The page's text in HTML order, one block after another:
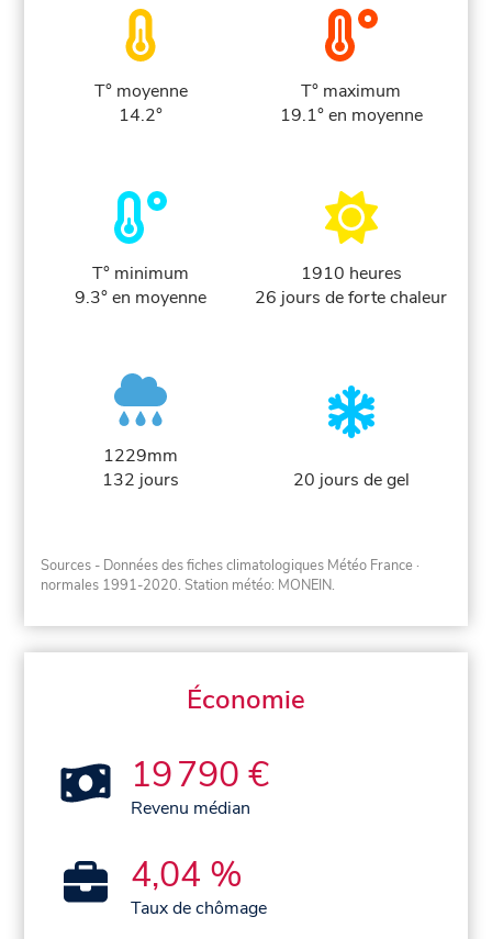
T° moyenne
14.2°
T° maximum
19.1° en moyenne
T° minimum
9.3° en moyenne
1910 heures
26 jours de forte chaleur
1229mm
132 jours
20 jours de gel
Sources - Données des fiches climatologiques Météo France ·
normales 1991-2020. Station météo: MONEIN.
Économie
19 790 €
Revenu médian
4,04 %
Taux de chômage